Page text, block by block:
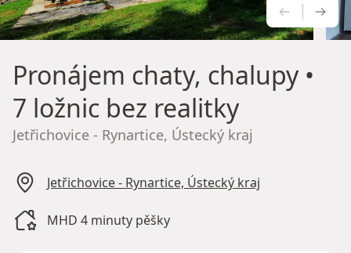
Pronájem chaty, chalupy•
7 ložnic bez realitky
Jetřichovice - Rynartice, Ústecký kraj
Jetřichovice - Rynartice, Ústecký kraj
MHD 4 minuty pěšky